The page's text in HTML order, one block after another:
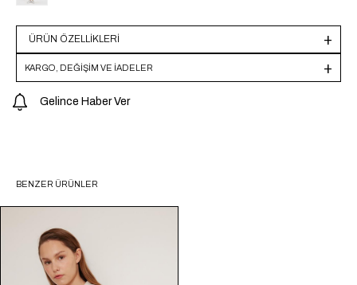
ÜRÜN ÖZELLIKLERI
KARGO, DEĞİŞİM VE İADELER
Gelince Haber Ver
BENZER ÜRÜNLER